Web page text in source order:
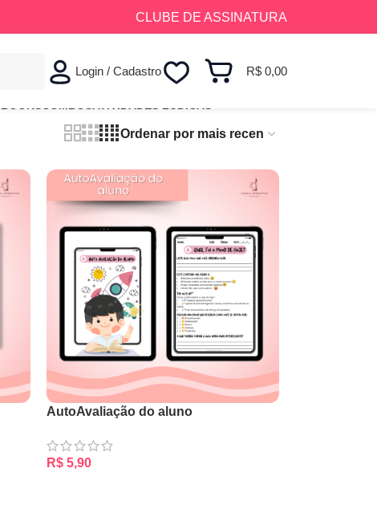
CLUBE DE ASSINATURA
Login / Cadastro R$ 0,00
AutoAvaliação do aluno
R$5,90